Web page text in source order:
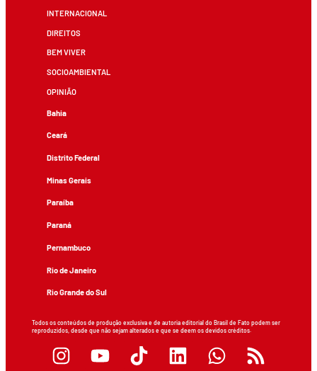
INTERNACIONAL
DIREITOS
BEM VIVER
SOCIOAMBIENTAL
OPINIÃO
Bahia
Ceará
Distrito Federal
Minas Gerais
Paraíba
Paraná
Pernambuco
Rio de Janeiro
Rio Grande do Sul
Todos os conteúdos de produção exclusiva e de autoria editorial do Brasil de Fato podem ser
reproduzidos, desde que não sejam alterados e que se deem os devidos créditos.